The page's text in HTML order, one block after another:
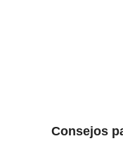
Consejos